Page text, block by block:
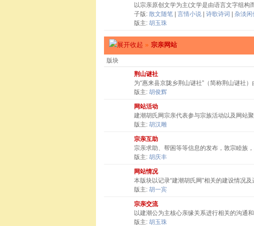
以宗亲原创文学为主(文学是由语言文字组构
子版: 散文随笔 言情小说 诗歌诗词
杂淡闲
版主: 胡玉珠
» 宗亲网站
版块
荆山谜社
为“惠来县京陇乡荆山谜社”（简称荆山谜社
版主: 胡俊辉
网站活动
建潮胡氏网宗亲代表参与宗族活动以及网站聚
版主: 胡汉雕
宗亲互助
宗亲求助、帮困等等信息的发布，敦宗睦族，
版主: 胡庆丰
网站情况
本版块以记录“建潮胡氏网”相关的建设情况及
版主: 胡一宾
宗亲交流
以建潮公为主核心亲缘关系进行相关的沟通和
版主: 胡玉珠